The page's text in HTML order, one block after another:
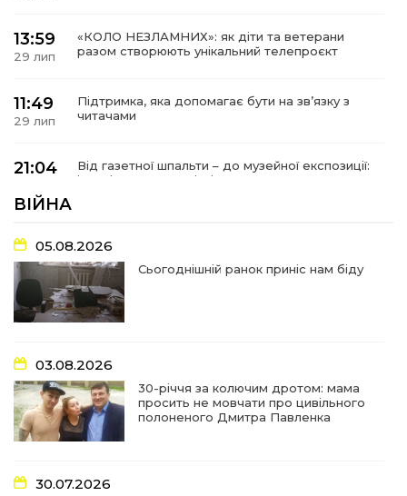
13:59
29 лип
«КОЛО НЕЗЛАМНИХ»: як діти та ветерани
разом створюють унікальний телепроєкт
11:49
29 лип
Підтримка, яка допомагає бути на зв’язку з
читачами
21:04
Від газетної шпальти – до музейної експозиції:
історії Героїв Барвінківщини стали частиною
17:18
27 лип
У Барвінківській громаді вшанували людей
найгуманнішої професії
16:29
22 лип
Медики Барвінківської громади
вдосконалюють професійні навички
15:09
22 лип
У Пригожому з дітьми та їх батьками
працювали фахівці благодійного фонду
07:17
“Мені й досі сниться син”: чотири роки світлої
ВІЙНА
05.08.2026
Сьогоднішній ранок приніс нам біду
03.08.2026
30-річчя за колючим дротом: мама
просить не мовчати про цивільного
полоненого Дмитра Павленка
30.07.2026